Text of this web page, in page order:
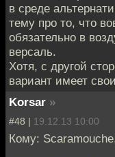
в среде
тему про то, что
обязательно в
версаль.
Хотя, с другой
вариант имеет
Korsar »
#48 | 19.12.13 10:00
Кому: